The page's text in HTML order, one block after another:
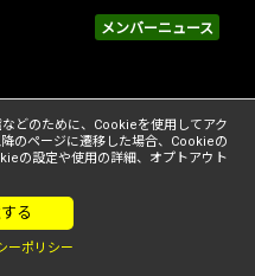
メンバーニュース
どのために、Cookieを使用してアク
のページに遷移した場合、Cookieの
の設定や使用の詳細、オプトアウト
る
ーポリシー